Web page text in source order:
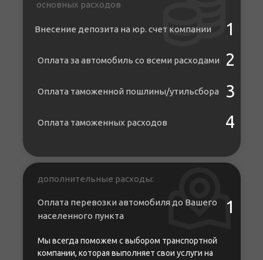
Оплата перевозки автомобиля до Вашего
населенного пункта
Мы всегда поможем с выбором транспортной
компании, которая выполняет свои услуги на
основных расходов
дополнительные расходы:
1
1
Оплата за автомобиль со всеми расходами
Оплата таможенной пошлины/утильсбора
Оплата таможенных расходов
2
3
4
Внесение депозита на юр. счет компании